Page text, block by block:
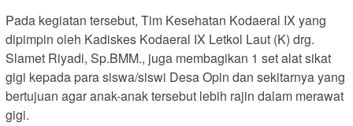
Pada kegiatan tersebut, Tim Kesehatan Kodaeral IX yang
dipimpin oleh Kadiskes Kodaeral IX Letkol Laut (K) drg.
Slamet Riyadi, Sp.BMM., juga membagikan 1 set alat sikat
gigi kepada para siswa/siswi Desa Opin dan sekitarnya yang
bertujuan agar anak-anak tersebut lebih rajin dalam merawat
gigi.